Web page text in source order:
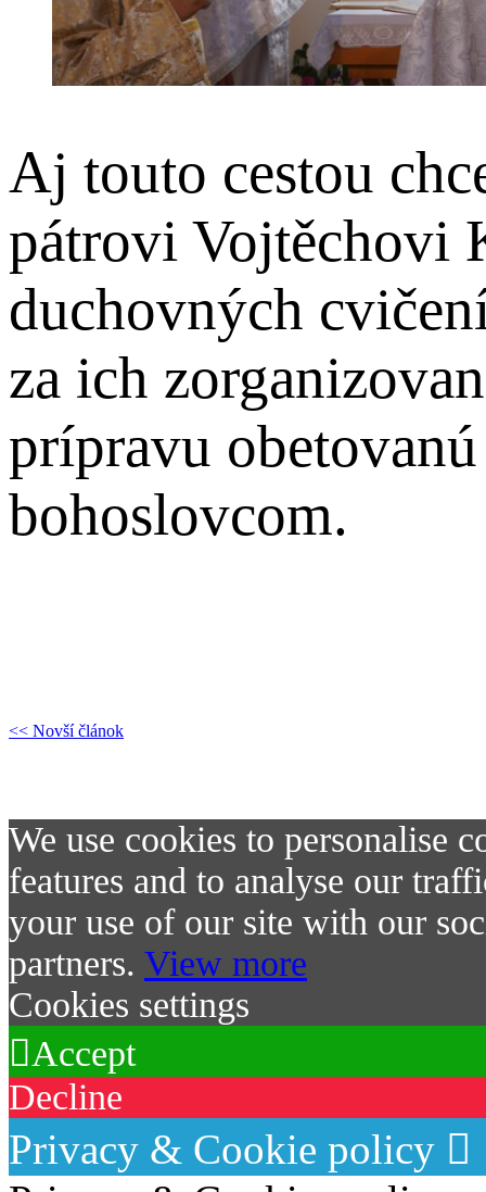
Aj touto cestou
pátrovi Vojtěchovi
duchovných
za ich
prípravu
bohoslovcom.
<< Novší článok
We use cookies to personalise
features and to analyse our
your use of our site with our
partners. View more
Cookies settings
Accept
Decline
Privacy & Cookie policy